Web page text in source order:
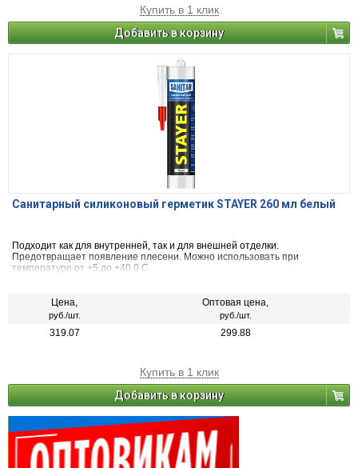
Купить в 1 клик
Добавить в корзину
Санитарный силиконовый герметик STAYER 260 мл белый
Подходит как для внутренней, так и для внешней отделки.
Предотвращает появление плесени. Можно использовать при
температуре от +5 до +40 0 С.
Цена,
руб./шт.
Оптовая цена,
руб./шт.
319.07 299.88
Купить в 1 клик
Добавить в корзину